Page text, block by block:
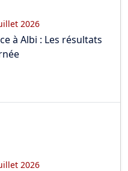
2026
à Albi : Les résultats
2026